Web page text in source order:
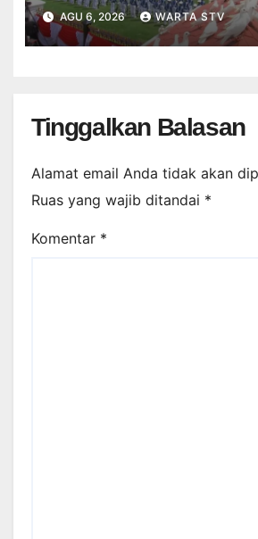
81 RI DI ISTANA
AGU 6, 2026 WARTA STV
Tinggalkan Balasan
Alamat email Anda tidak akan
Ruas yang wajib ditandai *
Komentar *